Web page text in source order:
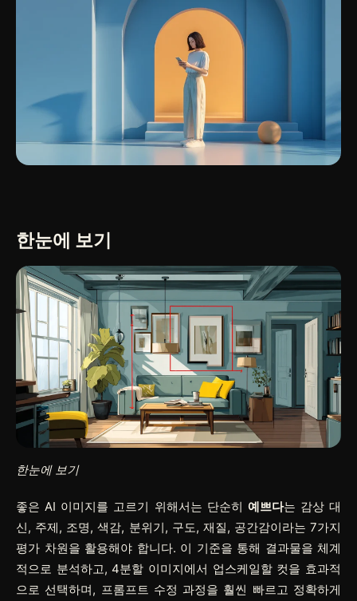
한눈에 보기
한눈에 보기
좋은 AI 이미지를 고르기 위해서는 단순히 예쁘다는 감상 대
신, 주제, 조명, 색감, 분위기, 구도, 재질, 공간감이라는 7가지
평가 차원을 활용해야 합니다. 이 기준을 통해 결과물을 체계
적으로 분석하고, 4분할 이미지에서 업스케일할 컷을 효과적
으로 선택하며, 프롬프트 수정 과정을 훨씬 빠르고 정확하게